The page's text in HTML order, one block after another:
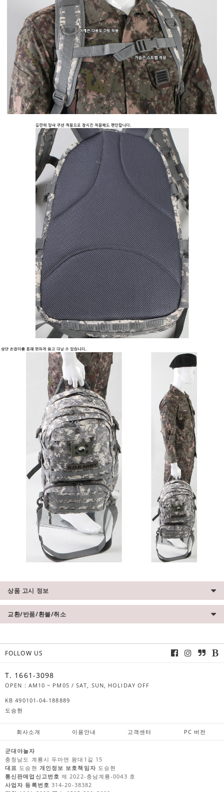
상품 고시 정보
교환/반품/환불/취소
FOLLOW US
T. 1661-3098
OPEN : AM10 ~ PM05 / SAT, SUN, HOLIDAY OFF
KB 490101-04-188889
도승현
회사소개 이용안내 고객센터 PC 버전
군대야놀자
충청남도 계룡시 두마면 왕대1길 15
대표 도승현 개인정보 보호책임자 도승현
통신판매업신고번호 제 2022-충남계룡-0043 호
사업자 등록번호 314-20-38382